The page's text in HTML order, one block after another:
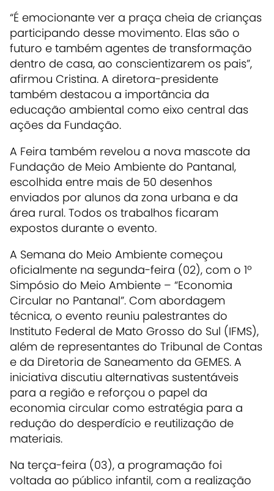
“É emocionante ver a praça cheia de crianças
participando desse movimento. Elas são o
futuro e também agentes de transformação
dentro de casa, ao conscientizarem os pais”,
afirmou Cristina. A diretora-presidente
também destacou a importância da
educação ambiental como eixo central das
ações da Fundação.
A Feira também revelou a nova mascote da
Fundação de Meio Ambiente do Pantanal,
escolhida entre mais de 50 desenhos
enviados por alunos da zona urbana e da
área rural. Todos os trabalhos ficaram
expostos durante o evento.
A Semana do Meio Ambiente começou
oficialmente na segunda-feira (02), com o 1º
Simpósio do Meio Ambiente – “Economia
Circular no Pantanal”. Com abordagem
técnica, o evento reuniu palestrantes do
Instituto Federal de Mato Grosso do Sul (IFMS),
além de representantes do Tribunal de Contas
e da Diretoria de Saneamento da GEMES. A
iniciativa discutiu alternativas sustentáveis
para a região e reforçou o papel da
economia circular como estratégia para a
redução do desperdício e reutilização de
materiais.
Na terça-feira (03), a programação foi
voltada ao público infantil, com a realização